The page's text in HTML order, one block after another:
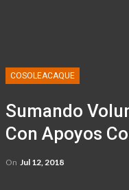
COSOLEACAQUE
Sumando
Con Apoyos
On Jul 12, 2018